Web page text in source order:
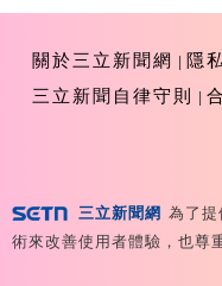
關於三立新聞網
隱
三立新聞自律守則
Reserved 版權所有 盜
號
三立新聞網 為了
術來改善使用者體驗，也尊